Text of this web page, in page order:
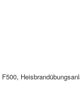
F500,